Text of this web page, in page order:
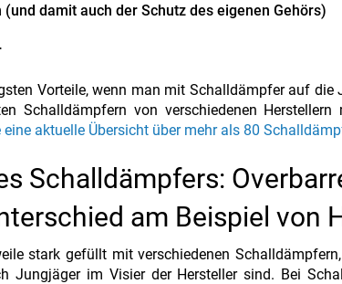
damit auch der Schutz des eigenen Gehörs)
Vorteile, wenn man mit Schalldämpfer auf die
Schalldämpfern von verschiedenen Herstellern
aktuelle Übersicht über mehr als 80
Schalldämpfers:
am Beispiel von
stark gefüllt mit verschiedenen
Jungjäger im Visier der Hersteller sind. Bei